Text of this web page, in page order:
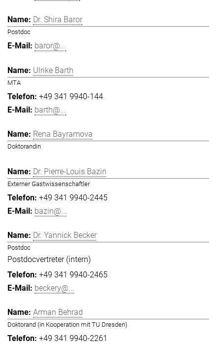
Dr. Shira Baror
Postdoc
baror@...
Ulrike Barth
MTA
+49 341 9940-144
barth@...
Rena Bayramova
Doktorandin
Dr. Pierre-Louis Bazin
Externer Gastwissenschaftler
+49 341 9940-2445
bazin@...
Dr. Yannick Becker
Postdoc
Postdocvertreter (intern)
+49 341 9940-2465
beckery@...
Arman Behrad
Doktorand (in Kooperation mit TU Dresden)
+49 341 9940-2261